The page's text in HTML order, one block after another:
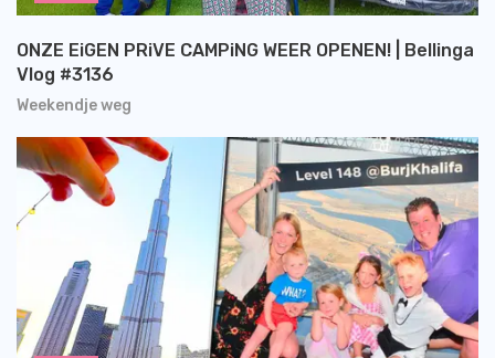
Weekendje weg
ONZE EiGEN PRiVE CAMPiNG WEER OPENEN! | Bellinga
Vlog #3136